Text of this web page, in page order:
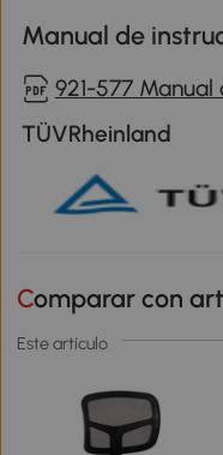
Manual de
921-577
TÜVRheinland
Comparar con
Este artículo